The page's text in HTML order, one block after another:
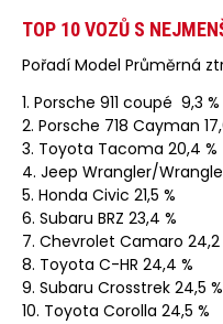
TOP 10 VOZŮ S
Pořadí Model Průměrná
1. Porsche 911 coupé 9,3 %
2. Porsche 718 Cayman
3. Toyota Tacoma 20,4 %
4. Jeep Wrangler/
5. Honda Civic 21,5 %
6. Subaru BRZ 23,4 %
7. Chevrolet Camaro 24,2
8. Toyota C-HR 24,4 %
9. Subaru Crosstrek 24,5 %
10. Toyota Corolla 24,5 %